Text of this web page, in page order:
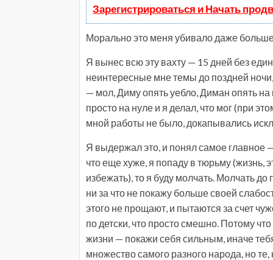
Зарегистрироваться и Начать
Морально это меня убивало даже
Я вынес всю эту вахту — 15 дней без
неинтересные мне темы до поздней
— мол, Диму опять уебло, Диман опять
просто на нуле и я делал, что мог (при
мной работы не было, докапывались
Я выдержал это, и понял самое главное
что еще хуже, я попаду в тюрьму (жизнь,
избежать), то я буду молчать. Молчать
ни за что не покажу больше своей
этого не прощают, и пытаются за счет
по детски, что просто смешно. Потому
жизни — покажи себя сильным, иначе
множество самого разного народа, но